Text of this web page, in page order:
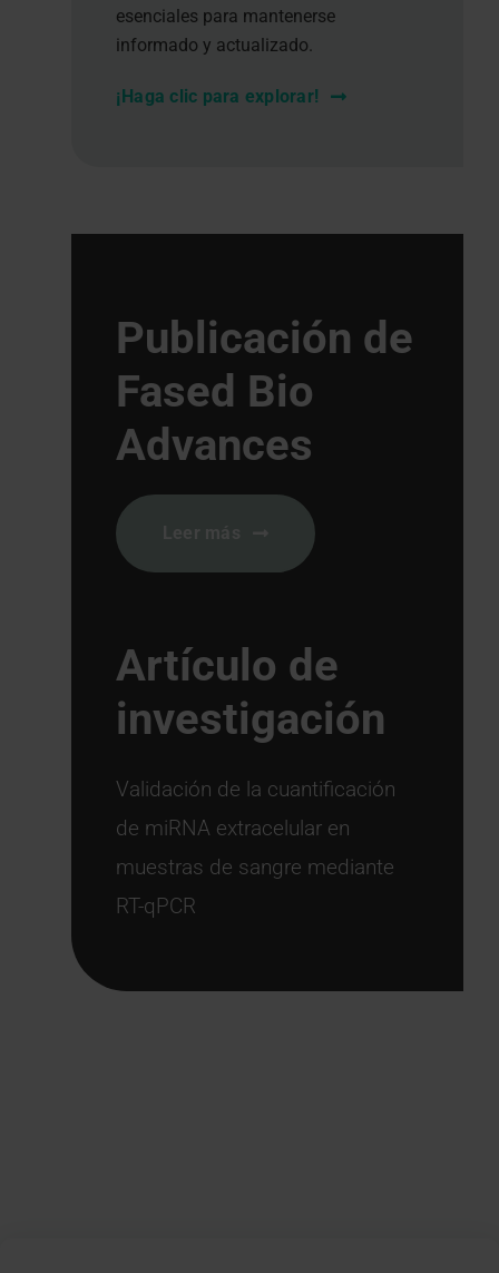
esenciales para mantenerse
informado y actualizado.
¡Haga clic para explorar!
Publicación de
Fased Bio
Advances
Artículo de
investigación
Validación de la cuantificación
de miRNA extracelular en
muestras de sangre mediante
RT-qPCR